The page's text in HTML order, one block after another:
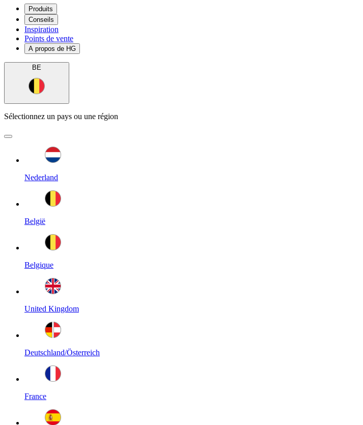
Produits
Conseils
Inspiration
Points de vente
A propos de HG
BE
Sélectionnez un pays ou une région
Nederland
België
Belgique
United Kingdom
Deutschland/Österreich
France